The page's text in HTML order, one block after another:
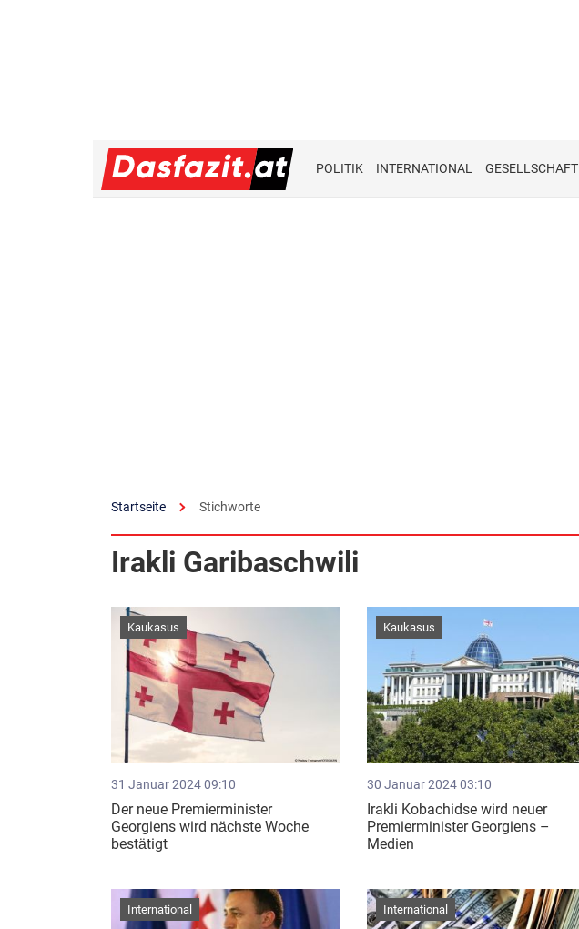
POLITIK INTERNATIONAL GESELLSCHAFT
Startseite Stichworte
Irakli Garibaschwili
31 Januar 2024 09:10
Der neue Premierminister
Georgiens wird nächste Woche
bestätigt ​
Kaukasus
30 Januar 2024 03:10
Irakli Kobachidse wird neuer
Premierminister Georgiens –
Medien
Kaukasus
International International